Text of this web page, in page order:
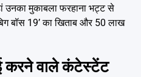
उनका मुकाबला फरहाना भट्ट से
बॉस 19’ का खिताब और 50 लाख
करने वाले कंटेस्टेंट